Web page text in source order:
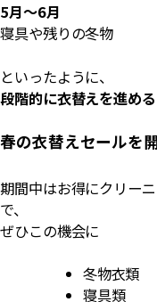
5月〜6月
寝具や残りの冬物
といったように、
段階的に衣替えを進め
春の衣替えセールを
期間中はお得にクリー
で、
ぜひこの機会に
冬物衣類
寝具類